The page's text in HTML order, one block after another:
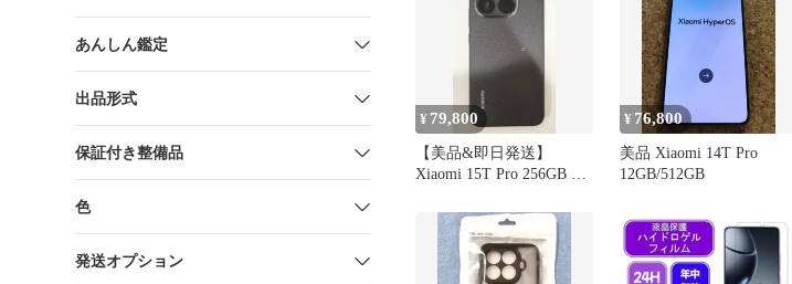
あんしん鑑定
出品形式
保証付き整備品
色
発送オプション
¥ 79,800
【美品&即日発送】
Xiaomi 15T Pro 256GB ブ
¥ 76,800
美品 Xiaomi 14T Pro
12GB/512GB